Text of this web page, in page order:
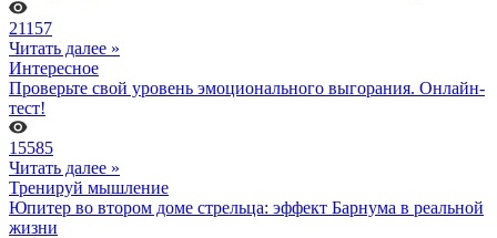
21157
Читать далее »
Интересное
Проверьте свой уровень эмоционального выгорания. Онлайн-
тест!
15585
Читать далее »
Тренируй мышление
Юпитер во втором доме стрельца: эффект Барнума в реальной
жизни